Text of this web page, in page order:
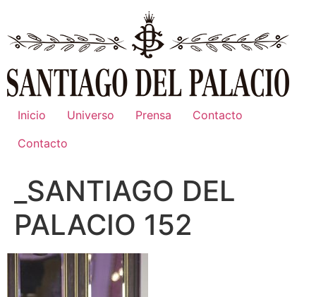
contenido
Inicio Universo Prensa
Contacto
Contacto
_SANTIAGO DEL
PALACIO 152